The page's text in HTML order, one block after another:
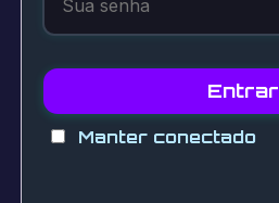
Entrar
Manter conectado